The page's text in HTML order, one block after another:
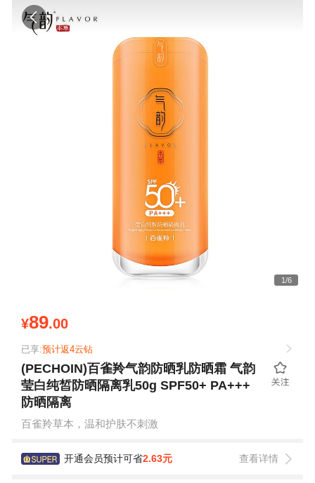
1/6
¥89.00
已享:预计返4云钻
(PECHOIN)百雀羚气韵防晒乳防晒霜 气韵
莹白纯皙防晒隔离乳50g SPF50+ PA+++
防晒隔离
百雀羚草本，温和护肤不刺激
开通会员预计可省2.63元 查看详情